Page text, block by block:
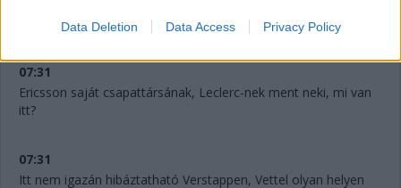
Data Deletion Data Access Privacy Policy
07:31
Ericsson saját csapattársának, Leclerc-nek ment neki, mi van
itt?
07:31
Itt nem igazán hibáztatható Verstappen, Vettel olyan helyen